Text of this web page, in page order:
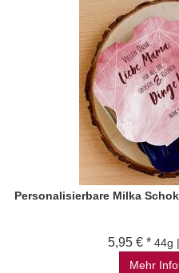
Personalisierbare Milka
5,95 € * 44g
Mehr